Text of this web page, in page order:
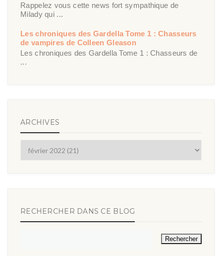
Rappelez vous cette news fort sympathique de
Milady qui ...
Les chroniques des Gardella Tome 1 : Chasseurs
de vampires de Colleen Gleason
Les chroniques des Gardella Tome 1 : Chasseurs de
...
ARCHIVES
RECHERCHER DANS CE BLOG